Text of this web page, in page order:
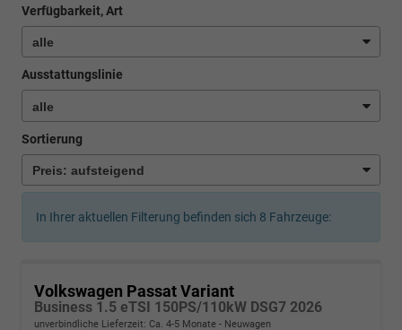
Verfügbarkeit, Art
Ausstattungslinie
Sortierung
In Ihrer aktuellen Filterung befinden sich 8 Fahrzeuge:
Volkswagen Passat Variant
Business 1.5 eTSI 150PS/110kW DSG7 2026
unverbindliche Lieferzeit: Ca. 4-5 Monate Neuwagen